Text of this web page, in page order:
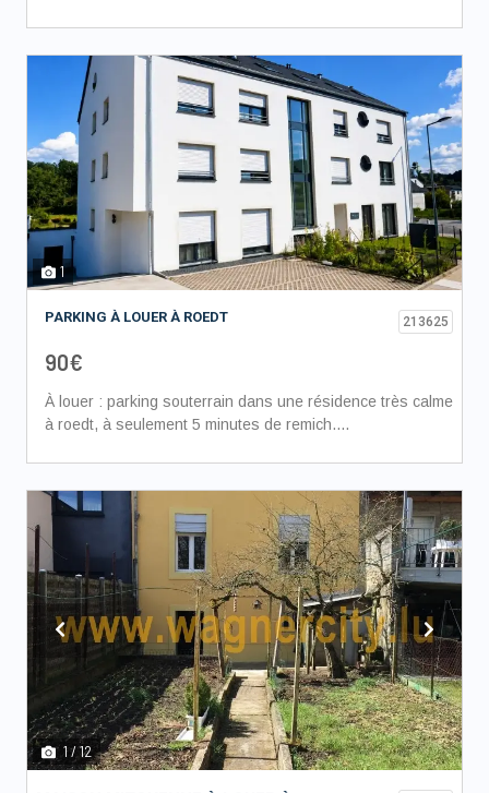
1
PARKING À LOUER À ROEDT 213625
90€
À louer : parking souterrain dans une résidence très calme
à roedt, à seulement 5 minutes de remich....
Previous Next
1/ 12